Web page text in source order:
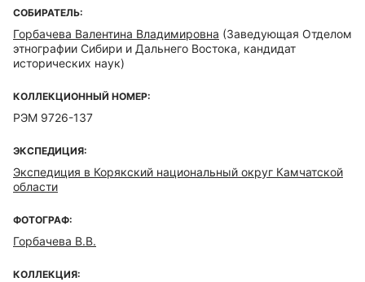
СОБИРАТЕЛЬ:
Горбачева Валентина Владимировна (Заведующая Отделом
этнографии Сибири и Дальнего Востока, кандидат
исторических наук)
КОЛЛЕКЦИОННЫЙ НОМЕР:
РЭМ 9726-137
ЭКСПЕДИЦИЯ:
Экспедиция в Корякский национальный округ Камчатской
области
ФОТОГРАФ:
Горбачева В.В.
КОЛЛЕКЦИЯ: